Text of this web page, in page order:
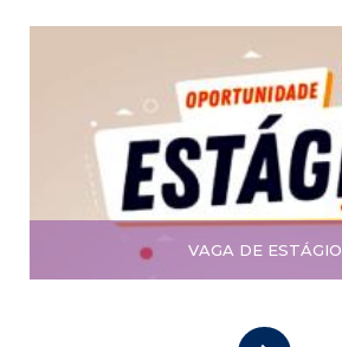
VAGA DE ESTÁGIO